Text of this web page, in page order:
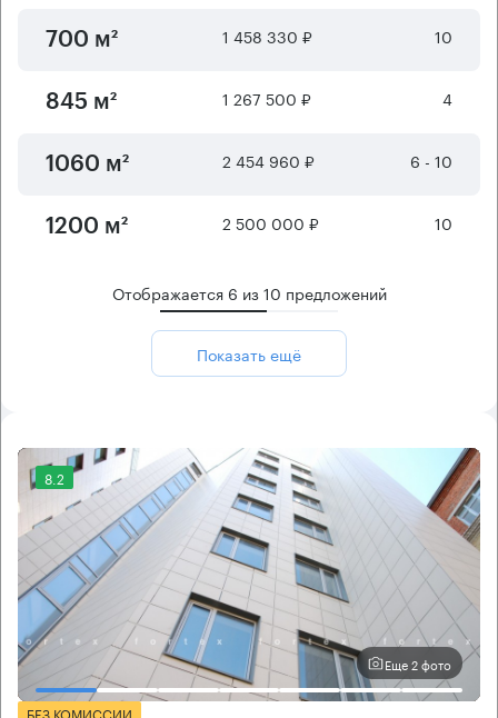
700 м² 1 458 330 ₽ 10
845 м² 1 267 500 ₽ 4
1060 м² 2 454 960 ₽ 6 - 10
1200 м² 2 500 000 ₽ 10
Отображается 6 из10 предложений
Показать ещё
8.2
Еще 2 фото
БЕЗ КОМИССИИ